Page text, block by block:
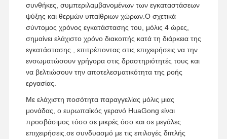
συνθήκες, συμπεριλαμβανομένων των εγκαταστάσεων
ψύξης και θερμών υπαίθριων χώρων.Ο σχετικά
σύντομος χρόνος εγκατάστασης του, μόλις 4 ώρες,
σημαίνει ελάχιστο χρόνο διακοπής κατά τη διάρκεια της
εγκατάστασης., επιτρέποντας στις επιχειρήσεις να την
ενσωματώσουν γρήγορα στις δραστηριότητές τους και
να βελτιώσουν την αποτελεσματικότητα της ροής
εργασίας.
Με ελάχιστη ποσότητα παραγγελίας μόλις μιας
μονάδας, ο ευρωπαϊκός γερανό HuaGong είναι
προσβάσιμος τόσο σε μικρές όσο και σε μεγάλες
επιχειρήσεις.σε συνδυασμό με τις επιλογές διπλής